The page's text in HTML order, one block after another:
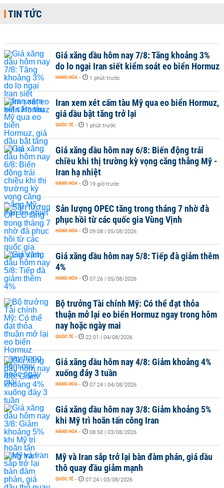
TIN TỨC
Giá xăng dầu hôm nay 7/8: Tăng khoảng 3%
do lo ngại Iran siết kiểm soát eo biển Hormuz
HÀNG HÓA - 1 phút trước
Iran xem xét cấm tàu Mỹ qua eo biển Hormuz,
giá dầu bật tăng trở lại
QUỐC TẾ - 1 phút trước
Giá xăng dầu hôm nay 6/8: Biến động trái
chiều khi thị trường kỳ vọng căng thẳng Mỹ -
Iran hạ nhiệt
HÀNG HÓA - 19 giờ trước
Sản lượng OPEC tăng trong tháng 7 nhờ đà
phục hồi từ các quốc gia Vùng Vịnh
HÀNG HÓA - 09:08 | 05/08/2026
Giá xăng dầu hôm nay 5/8: Tiếp đà giảm thêm
4%
HÀNG HÓA - 07:26 | 05/08/2026
Bộ trưởng Tài chính Mỹ: Có thể đạt thỏa
thuận mở lại eo biển Hormuz ngay trong hôm
nay hoặc ngày mai
QUỐC TẾ - 22:01 | 04/08/2026
Giá xăng dầu hôm nay 4/8: Giảm khoảng 4%
xuống đáy 3 tuần
HÀNG HÓA - 07:24 | 04/08/2026
Giá xăng dầu hôm nay 3/8: Giảm khoảng 5%
khi Mỹ trì hoãn tấn công Iran
HÀNG HÓA - 08:50 | 03/08/2026
Mỹ và Iran sắp trở lại bàn đàm phán, giá dầu
thô quay đầu giảm mạnh
QUỐC TẾ - 07:24 | 03/08/2026